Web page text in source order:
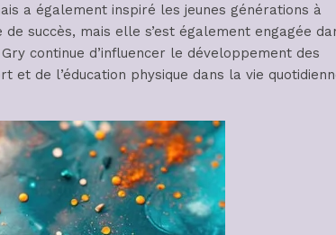
a également inspiré les jeunes générations à
succès, mais elle s’est également engagée
continue d’influencer le développement des
de l’éducation physique dans la vie